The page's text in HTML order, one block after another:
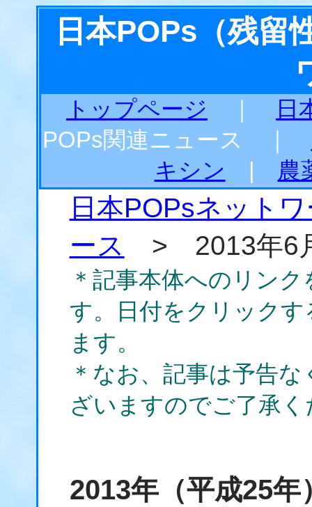
日本POPs（残留
トップページ
日
POPs関連ニュース ｜
キシン
農
日本POPsネット
ース
> 2013年6
＊記事本体へのリン
す。日付をクリック
ます。
＊なお、記事は予告
ざいますのでご了承
2013年（平成25年